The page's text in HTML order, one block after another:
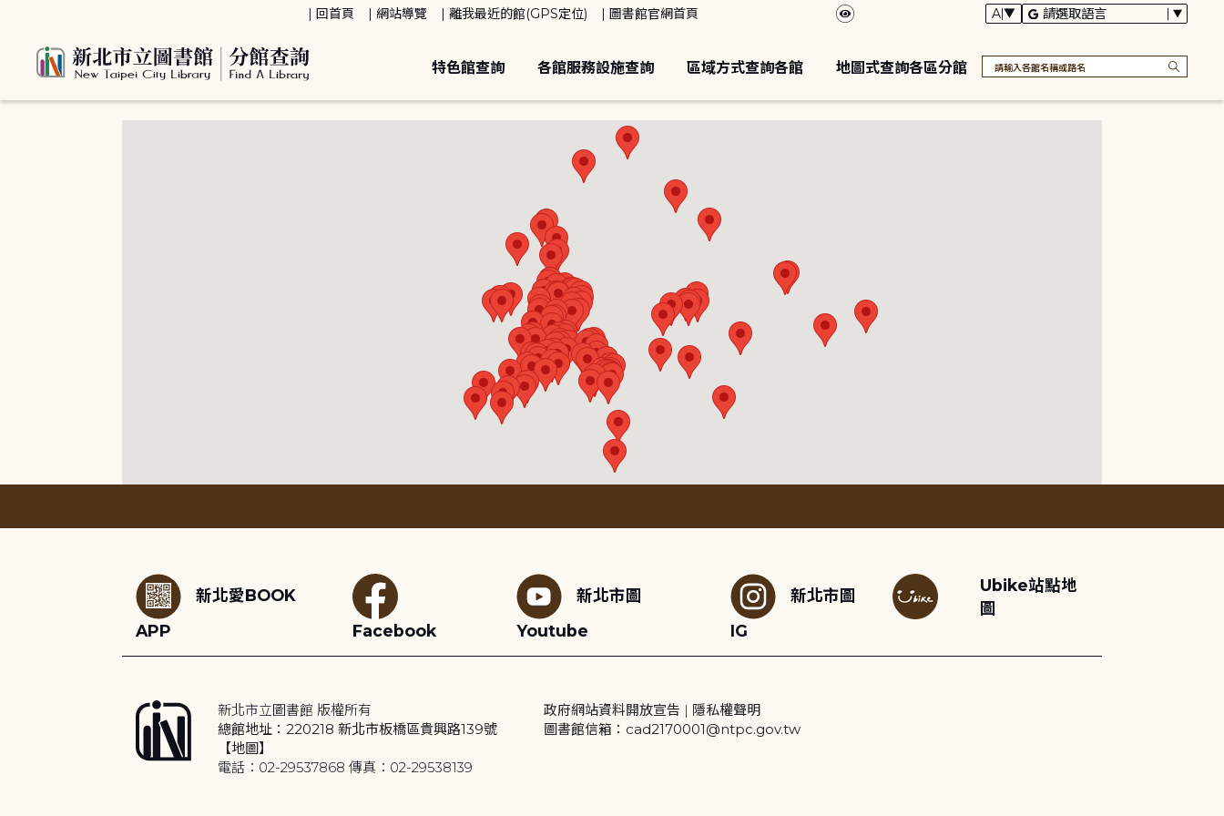
回首頁 網站導覽 離我最近的館(GPS定位) 圖書館官網首頁
特色館查詢 各館服務設施查詢 區域方式查詢各館 地圖式查詢各區分館
新北愛BOOK
APP
Facebook
新北市圖
Youtube
新北市圖
IG
Ubike站點地
圖
新北市立圖書館 版權所有
總館地址：220218 新北市板橋區貴興路139號
【地圖】
電話：02-29537868 傳真：02-29538139
政府網站資料開放宣告 | 隱私權聲明
圖書館信箱：cad2170001@ntpc.gov.tw